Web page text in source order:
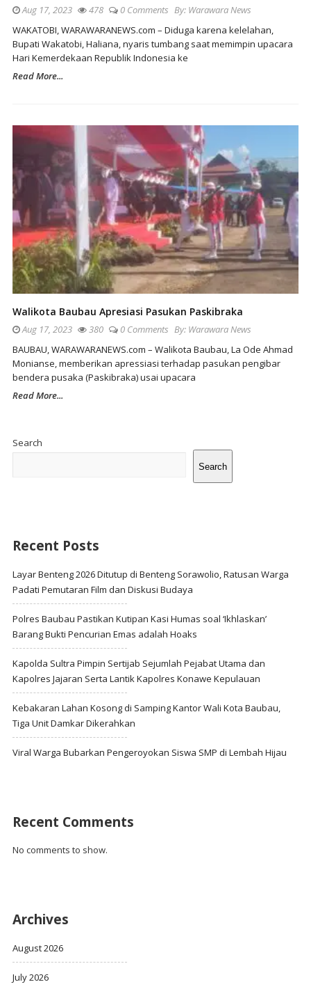
Aug 17, 2023 478 0 Comments By: Warawara News
WAKATOBI, WARAWARANEWS.com – Diduga karena kelelahan,
Bupati Wakatobi, Haliana, nyaris tumbang saat memimpin upacara
Hari Kemerdekaan Republik Indonesia ke
Read More...
Walikota Baubau Apresiasi Pasukan Paskibraka
Aug 17, 2023 380 0 Comments By: Warawara News
BAUBAU, WARAWARANEWS.com – Walikota Baubau, La Ode Ahmad
Monianse, memberikan apressiasi terhadap pasukan pengibar
bendera pusaka (Paskibraka) usai upacara
Read More...
Search
Search
Recent Posts
Layar Benteng 2026 Ditutup di Benteng Sorawolio, Ratusan Warga
Padati Pemutaran Film dan Diskusi Budaya
Polres Baubau Pastikan Kutipan Kasi Humas soal ‘Ikhlaskan’
Barang Bukti Pencurian Emas adalah Hoaks
Kapolda Sultra Pimpin Sertijab Sejumlah Pejabat Utama dan
Kapolres Jajaran Serta Lantik Kapolres Konawe Kepulauan
Kebakaran Lahan Kosong di Samping Kantor Wali Kota Baubau,
Tiga Unit Damkar Dikerahkan
Viral Warga Bubarkan Pengeroyokan Siswa SMP di Lembah Hijau
Recent Comments
No comments to show.
Archives
August 2026
July 2026